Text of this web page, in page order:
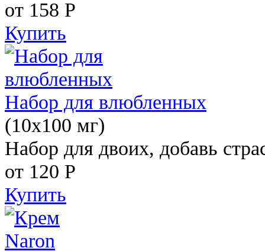
от 158 Р
Купить
Набор для влюбленных
(10х100 мг)
Набор для двоих, добавь
от 120 Р
Купить